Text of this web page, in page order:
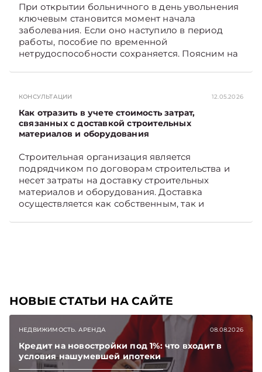
экономике Беларуси — раньше, чем в новостях
TelegramViber
При открытии больничного в день увольнения
ключевым становится момент начала
заболевания. Если оно наступило в период
работы, пособие по временной
нетрудоспособности сохраняется. Поясним на
КОНСУЛЬТАЦИИ 12.05.2026
Как отразить в учете стоимость затрат,
связанных с доставкой строительных
материалов и оборудования
Строительная организация является
подрядчиком по договорам строительства и
несет затраты на доставку строительных
материалов и оборудования. Доставка
осуществляется как собственным, так и
НОВЫЕ СТАТЬИ НА САЙТЕ
НЕДВИЖИМОСТЬ. АРЕНДА 08.08.2026
Кредит на новостройки под 1%: что входит в
условия нашумевшей ипотеки